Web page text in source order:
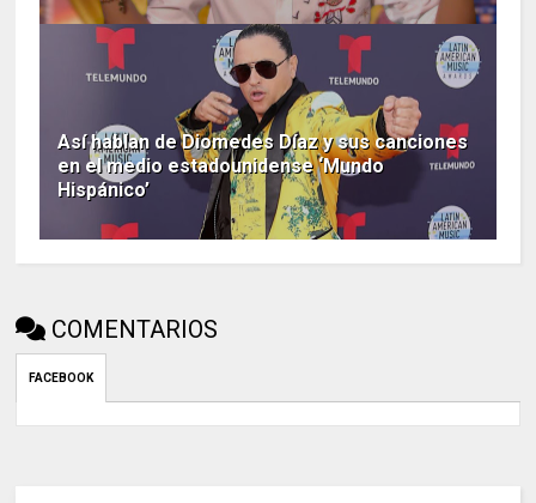
Así hablan de Diomedes Díaz y sus canciones
en el medio estadounidense ‘Mundo
Hispánico’
COMENTARIOS
FACEBOOK